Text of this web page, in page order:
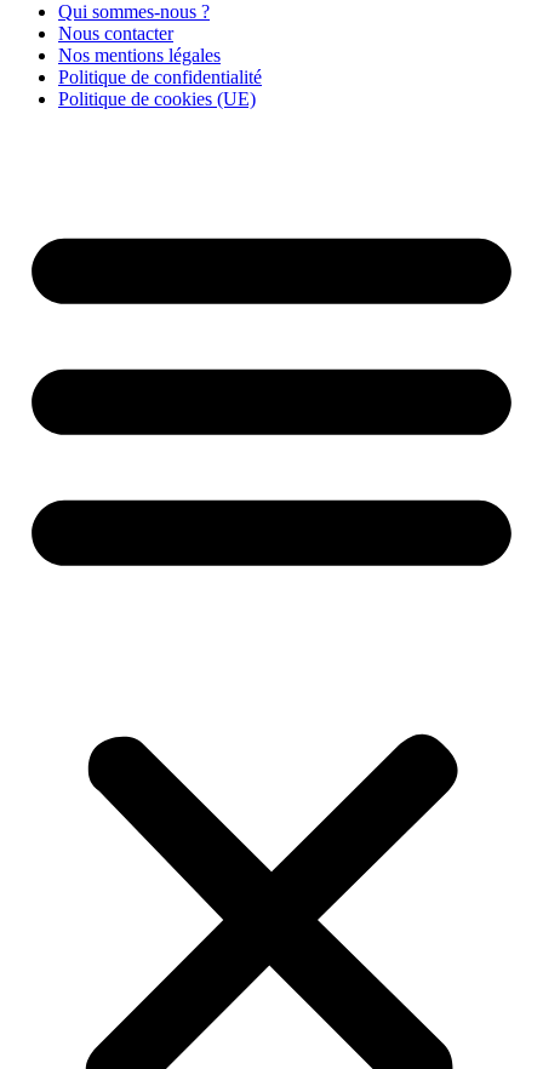
Qui sommes-nous ?
Nous contacter
Nos mentions légales
Politique de confidentialité
Politique de cookies (UE)